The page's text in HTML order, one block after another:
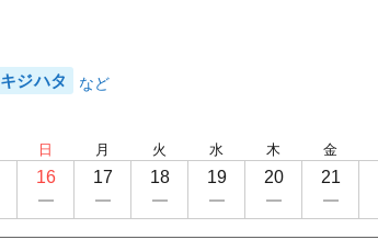
キジハタ
日
16
月
17
火
18
水
19
木
20
金
21